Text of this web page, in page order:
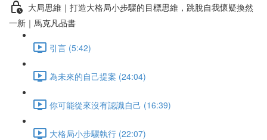
大局思維｜打造大格局小步驟的目標思維，跳脫自我懷疑換然
一新｜馬克凡品書
引言 (5:42)
為未來的自己提案 (24:04)
你可能從來沒有認識自己 (16:39)
大格局小步驟執行 (22:07)